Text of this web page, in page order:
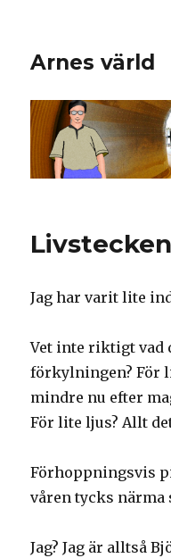
Arnes värld
Livstecken
Jag har varit lite
Vet inte riktigt vad
förkylningen? För
mindre nu efter
För lite ljus? Allt
Förhoppningsvis
våren tycks närma
Jag? Jag är alltså